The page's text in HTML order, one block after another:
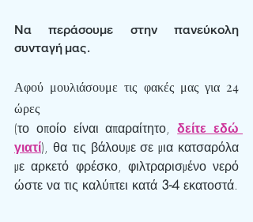
Να περάσουμε στην πανεύκολη
συνταγή μας.
Αφού μουλιάσουμε τις φακές μας για 24
ώρες
(το οποίο είναι απαραίτητο, δείτε εδώ
γιατί), θα τις βάλουμε σε μια κατσαρόλα
με αρκετό φρέσκο, φιλτραρισμένο νερό
ώστε να τις καλύπτει κατά 3-4 εκατοστά.